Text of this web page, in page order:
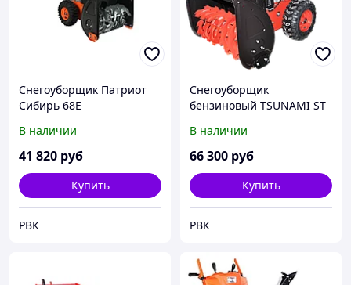
Снегоуборщик Патриот
Сибирь 68Е
В наличии
41 820 руб
Купить
РВК
Снегоуборщик
бензиновый TSUNAMI ST
В наличии
66 300 руб
Купить
РВК